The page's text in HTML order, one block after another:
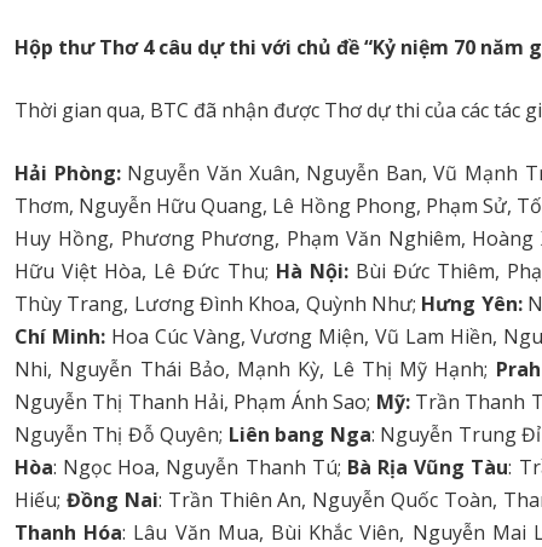
Hộp thư Thơ 4 câu dự thi với chủ đề “Kỷ niệm 70 năm
Thời gian qua, BTC đã nhận được Thơ dự thi của các tác
Hải Phòng:Nguyễn Văn Xuân, Nguyễn Ban, Vũ Mạnh
Thơm, Nguyễn Hữu Quang, Lê Hồng Phong, Phạm Sử,
Huy Hồng, Phương Phương, Phạm Văn Nghiêm,
Hữu Việt Hòa, Lê Đức Thu; Hà Nội:Bùi Đức Thiêm,
Thùy Trang, Lương Đình Khoa, Quỳnh Như; Hưng Yên:
Chí Minh:Hoa Cúc Vàng, Vương Miện, Vũ Lam Hiền,
Nhi, Nguyễn Thái Bảo, Mạnh Kỳ, Lê Thị Mỹ Hạnh;
Nguyễn Thị Thanh Hải, Phạm Ánh Sao; Mỹ:Trần Thanh
Nguyễn Thị Đỗ Quyên; Liên bang Nga: Nguyễn Trung
Hòa: Ngọc Hoa, Nguyễn Thanh Tú; Bà Rịa Vũng Tàu:
Hiếu; Đồng Nai: Trần Thiên An, Nguyễn Quốc Toàn,
Thanh Hóa: Lâu Văn Mua, Bùi Khắc Viên, Nguyễn Mai